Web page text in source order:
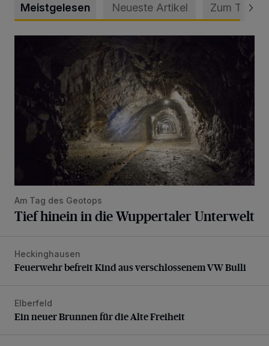
Meistgelesen Neueste Artikel Zum Thema
Am Tag des Geotops
Tief hinein in die Wuppertaler Unterwelt
Feuerwehr befreit Kind aus verschlossenem VW Bulli
Heckinghausen
Feuerwehr befreit Kind aus verschlossenem VW Bulli
Ein neuer Brunnen für die Alte Freiheit
Elberfeld
Ein neuer Brunnen für die Alte Freiheit